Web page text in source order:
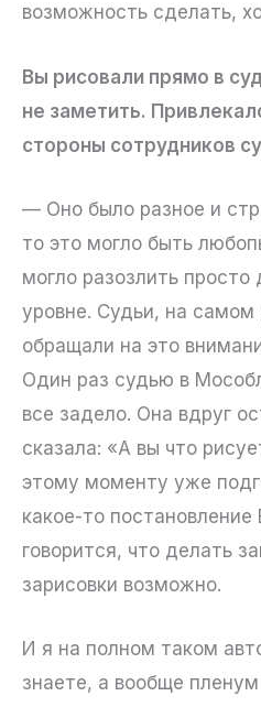
возможность сделать,
Вы рисовали прямо в
не заметить.
стороны сотрудников
— Оно было разное и
то это могло быть
могло разозлить
уровне. Судьи, на самом
обращали на это
Один раз судью в
все задело. Она вдруг
сказала: «А вы что
этому моменту уже
какое-то постановление
говорится, что делать
зарисовки возможно.
И я на полном таком
знаете, а вообще